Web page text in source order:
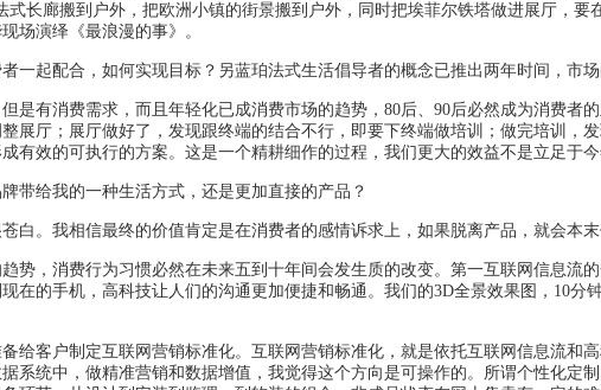
长廊搬到户外，把欧洲小镇的街景搬到户外，同时把埃菲尔铁塔做进展厅，
场演绎《最浪漫的事》。
一起配合，如何实现目标？另蓝珀法式生活倡导者的概念已推出两年时间，市
有消费需求，而且年轻化已成消费市场的趋势，80后、90后必然成为消费者
展厅；展厅做好了，发现跟终端的结合不行，即要下终端做培训；做完培训，
有效的可执行的方案。这是一个精耕细作的过程，我们更大的效益不是立足于
带给我的一种生活方式，还是更加直接的产品？
。我相信最终的价值肯定是在消费者的感情诉求上，如果脱离产品，就会本末
，消费行为习惯必然在未来五到十年间会发生质的改变。第一互联网信息流
在的手机，高科技让人们的沟通更加便捷和畅通。我们的3D全景效果图，10
客户制定互联网营销标准化。互联网营销标准化，就是依托互联网信息流和
系统中，做精准营销和数据增值，我觉得这个方向是可操作的。所谓个性化定